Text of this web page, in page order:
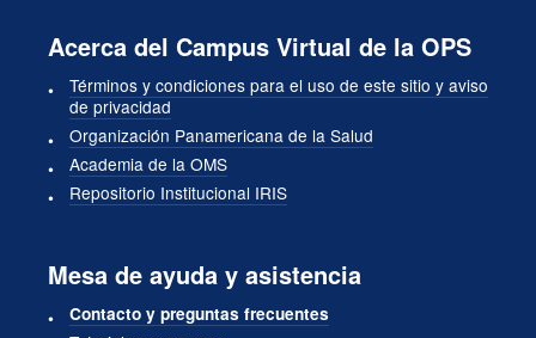
Acerca del Campus Virtual de la OPS
Términos y condiciones para el uso de este sitio y aviso
de privacidad
Organización Panamericana de la Salud
Academia de la OMS
Repositorio Institucional IRIS
Mesa de ayuda y asistencia
Contacto y preguntas frecuentes